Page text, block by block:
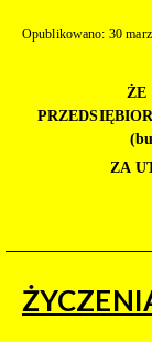
Opublikowano: 30
ŻE
ZA